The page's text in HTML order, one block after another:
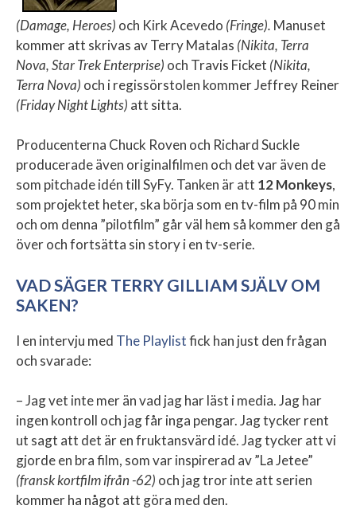
(Damage, Heroes) och Kirk Acevedo (Fringe). Manuset
kommer att skrivas av Terry Matalas (Nikita, Terra
Nova, Star Trek Enterprise) och Travis Ficket (Nikita,
Terra Nova) och i regissörstolen kommer Jeffrey Reiner
(Friday Night Lights) att sitta.
Producenterna Chuck Roven och Richard Suckle
producerade även originalfilmen och det var även de
som pitchade idén till SyFy. Tanken är att 12 Monkeys,
som projektet heter, ska börja som en tv-film på 90 min
och om denna ”pilotfilm” går väl hem så kommer den gå
över och fortsätta sin story i en tv-serie.
VAD SÄGER TERRY GILLIAM SJÄLV OM
SAKEN?
I en intervju med The Playlistfick han just den frågan
och svarade:
– Jag vet inte mer än vad jag har läst i media. Jag har
ingen kontroll och jag får inga pengar. Jag tycker rent
ut sagt att det är en fruktansvärd idé. Jag tycker att vi
gjorde en bra film, som var inspirerad av ”La Jetee”
(fransk kortfilm ifrån -62) och jag tror inte att serien
kommer ha något att göra med den.